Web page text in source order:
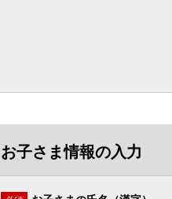
お子さま情報の入力